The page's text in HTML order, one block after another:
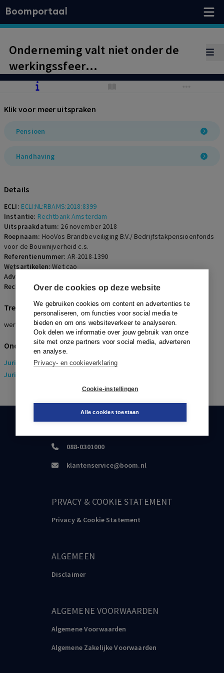
Over de cookies op deze website
We gebruiken cookies om content en advertenties te
personaliseren, om functies voor social media te
bieden en om ons websiteverkeer te analyseren.
Ook delen we informatie over jouw gebruik van onze
site met onze partners voor social media, adverteren
en analyse.
Privacy- en cookieverklaring
Cookie-instellingen
Alle cookies toestaan
Boomportaal
Onderneming valt niet onder de
werkingssfeer
Bedrijfstakpensioenfonds Bouw &
uitgezonderd in het
verplichtstellingsbesluit. De eis dat
een andere cao van toepassing is,
Klik voor meer uitspraken
Pensioen
Handhaving
Details
ECLI: ECLI:NL:RBAMS:2018:8399
Instantie: Rechtbank Amsterdam
Uitspraakdatum: 26 november 2018
Roepnaam: HooVos Brandbeveiliging B.V./ Bedrijfstakpensioenfonds
voor de Bouwnijverheid c.s.
Referentienummer: AR-2018-1390
Wetsartikelen:Wet cao
Advocaten:
Rechters:M.V. Ulrici
Trefwoorden
werkingssfeer, cao-norm, uitleg
Onderwerpen
Juridisch > Arbeidsrecht
Juridisch
088-0301000
klantenservice@boom.nl
PRVACY & COOKIE STATEMENT
Privacy & Cookie Statement
ALGEMEEN
Disclaimer
ALGEMENE VOORWAARDEN
Algemene Voorwaarden
Algemene Zakelijke Voorwaarden